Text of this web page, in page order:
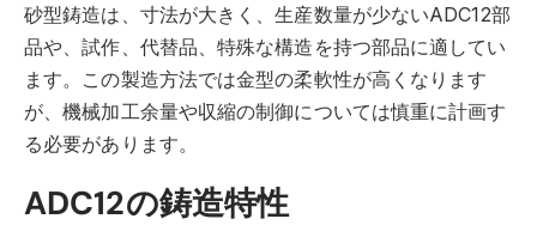
砂型鋳造は、寸法が大きく、生産数量が少ないADC12部
品や、試作、代替品、特殊な構造を持つ部品に適してい
ます。この製造方法では金型の柔軟性が高くなります
が、機械加工余量や収縮の制御については慎重に計画す
る必要があります。
ADC12の鋳造特性